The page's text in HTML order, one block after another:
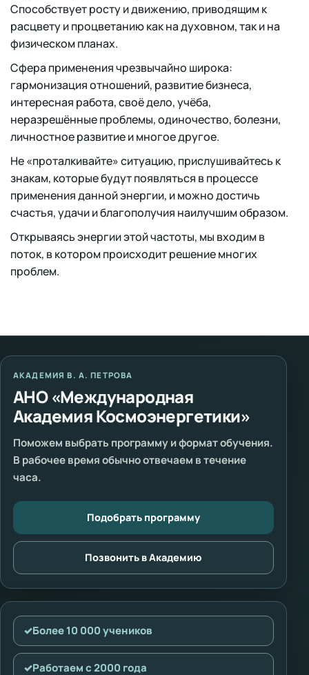
Способствует росту и движению, приводящим к
расцвету и процветанию как на духовном, так и на
физическом планах.
Сфера применения чрезвычайно широка:
гармонизация отношений, развитие бизнеса,
интересная работа, своё дело, учёба,
неразрешённые проблемы, одиночество, болезни,
личностное развитие и многое другое.
Не «проталкивайте» ситуацию, прислушивайтесь к
знакам, которые будут появляться в процессе
применения данной энергии, и можно достичь
счастья, удачи и благополучия наилучшим образом.
Открываясь энергии этой частоты, мы входим в
поток, в котором происходит решение многих
проблем.
АКАДЕМИЯ В. А. ПЕТРОВА
АНО «Международная
Академия Космоэнергетики»
Поможем выбрать программу и формат обучения.
В рабочее время обычно отвечаем в течение
часа.
Подобрать программу
Позвонить в Академию
✓Более 10 000 учеников
✓Работаем с 2000 года